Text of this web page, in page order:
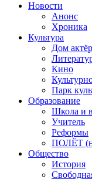
Новости
Анонс
Хроника
Культура
Дом
Кино
Парк
Образование
Школа и
Учитель
Реформы
ПОЛЁТ
Общество
История